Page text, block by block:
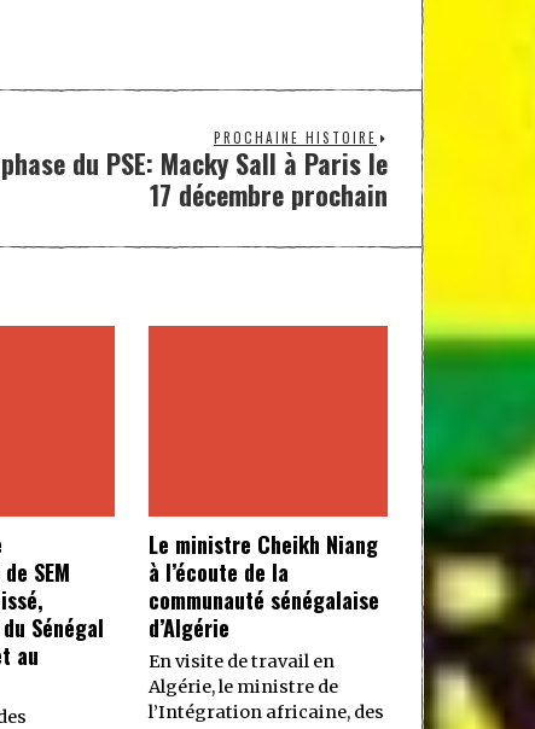
PROCHAINE HISTOIRE
du PSE: Macky Sall à Paris le
17 décembre prochain
SEM
Sénégal
au
Le ministre Cheikh Niang
à l’écoute de la
communauté sénégalaise
d’Algérie
En visite de travail en
Algérie, le ministre de
l’Intégration africaine, des